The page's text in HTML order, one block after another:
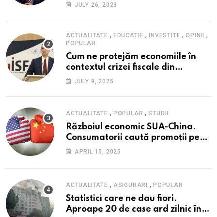
cadrul ofertei Hidroelectrica,
reziliența la crize
JULY 26, 2023
ACTUALITATE , EDUCATIE ,INVESTITII ,OPINII ,
POPULAR
Cum ne protejăm economiile în
contextul crizei fiscale din
România- Valentin Ionescu,
Financiare (ISF)
JULY 9, 2025
ACTUALITATE , POPULAR ,STUDII
Războiul economic SUA-China.
Consumatorii caută promoții pe
fondul scumpirilor, mai ales la
APRIL 15, 2025
ACTUALITATE , ASIGURARI ,POPULAR
Statistici care ne dau fiori.
Aproape 20 de case ard zilnic în